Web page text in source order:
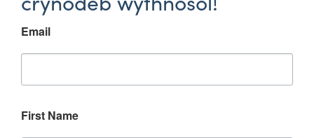
Email
First Name